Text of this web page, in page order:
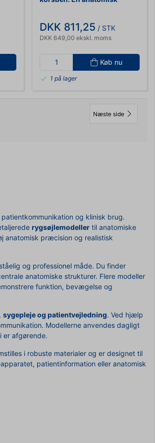
DKK 811,25 / STK
DKK 649,00 ekskl. moms
Køb nu
1 på lager
Næste side
og klinisk brug.
rygsøjlemodeller til anatomiske
anatomisk præcision og realistisk
og professionel måde. Du finder
anatomiske strukturer. Flere modeller
funktion, bevægelse og
,sygepleje og patientvejledning. Ved hjælp
Modellerne anvendes dagligt
er afgørende.
i robuste materialer og er designet til
patientinformation eller anatomisk